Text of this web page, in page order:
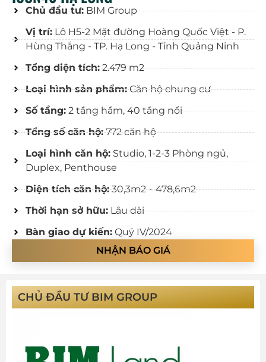
Chủ đầu tư:BIM Group
Vị trí:Lô H5-2 Mặt đường Hoàng Quốc Việt - P.
Hùng Thắng - TP. Hạ Long - Tỉnh Quảng Ninh
Tổng diện tích:2.479 m2
Loại hình sản phẩm:Căn hộ chung cư
Số tầng:2 tầng hầm, 40 tầng nổi
Tổng số căn hộ:772 căn hộ
Loại hình căn hộ:Studio, 1-2-3 Phòng ngủ,
Duplex, Penthouse
Diện tích căn hộ:30,3m2 – 478,6m2
Thời hạn sở hữu:Lâu dài
Bàn giao dự kiến:Quý IV/2024
NHẬN BÁO GIÁ
CHỦ ĐẦU TƯ BIM GROUP